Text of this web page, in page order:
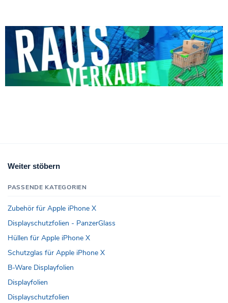
Weiter stöbern
PASSENDE KATEGORIEN
Zubehör für Apple iPhone X
Displayschutzfolien - PanzerGlass
Hüllen für Apple iPhone X
Schutzglas für Apple iPhone X
B-Ware Displayfolien
Displayfolien
Displayschutzfolien